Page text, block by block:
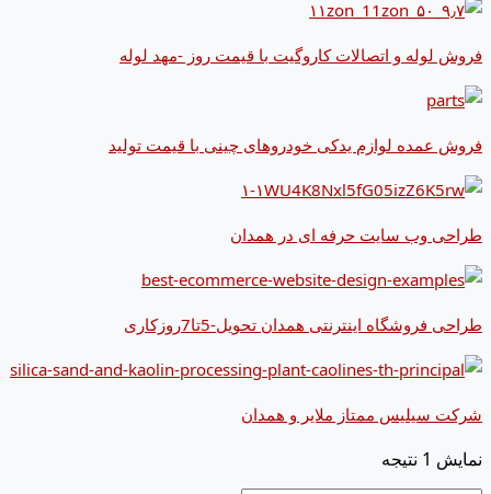
فروش لوله و اتصالات کاروگیت با قیمت روز -مهد لوله
فروش عمده لوازم یدکی خودروهای چینی با قیمت تولید
طراحی وب سایت حرفه ای در همدان
طراحی فروشگاه اینترنتی همدان تحویل-5تا7روزکاری
شرکت سیلیس ممتاز ملایر و همدان
نمایش 1 نتیجه